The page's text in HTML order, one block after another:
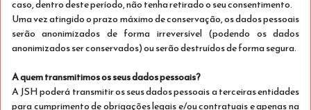
caso, dentro deste período, não tenha retirado o seu consentimento.
Uma vez atingido o prazo máximo de conservação, os dados pessoais
serão anonimizados de forma irreversível (podendo os dados
anonimizados ser conservados) ou serão destruídos de forma segura.
A quem transmitimos os seus dados pessoais?
A JSH poderá transmitir os seus dados pessoais a terceiras entidades
para cumprimento de obrigações legais e/ou contratuais e apenas na